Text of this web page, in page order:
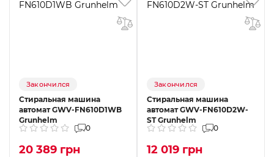
Закончился
Стиральная машина
автомат GWV-FN610D1WB
Grunhelm
0
20 389 грн
Закончился
Стиральная машина
автомат GWV-FN610D2W-
ST Grunhelm
0
12 019 грн